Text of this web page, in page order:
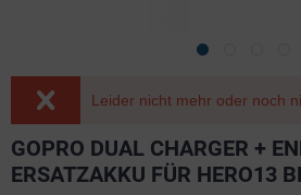
Leider nicht mehr oder noch
GOPRO DUAL CHARGER +
ERSATZAKKU FÜR HERO13